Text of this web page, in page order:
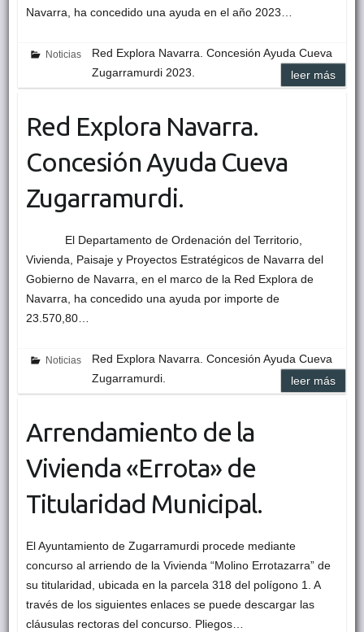
Navarra, ha concedido una ayuda en el año 2023…
Noticias
Red Explora Navarra. Concesión Ayuda Cueva
Zugarramurdi 2023.
leer más
Red Explora Navarra.
Concesión Ayuda Cueva
Zugarramurdi.
El Departamento de Ordenación del Territorio,
Vivienda, Paisaje y Proyectos Estratégicos de Navarra del
Gobierno de Navarra, en el marco de la Red Explora de
Navarra, ha concedido una ayuda por importe de
23.570,80…
Noticias
Red Explora Navarra. Concesión Ayuda Cueva
Zugarramurdi.
leer más
Arrendamiento de la
Vivienda «Errota» de
Titularidad Municipal.
El Ayuntamiento de Zugarramurdi procede mediante
concurso al arriendo de la Vivienda “Molino Errotazarra” de
su titularidad, ubicada en la parcela 318 del polígono 1. A
través de los siguientes enlaces se puede descargar las
cláusulas rectoras del concurso. Pliegos…